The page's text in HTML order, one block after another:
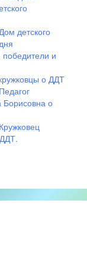
детского
и
о ДДТ
Борисовна о